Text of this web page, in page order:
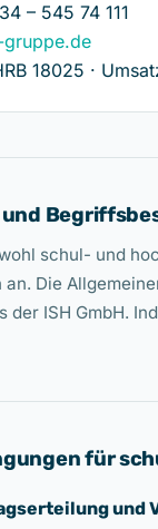
– 545 74 111
18025 ·
schul- und
Die
der ISH GmbH.
für
und